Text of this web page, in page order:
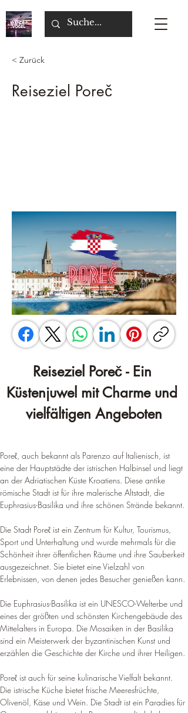
< Zurück
Reiseziel Poreč
Reiseziel Poreč - Ein
Küstenjuwel mit Charme und
vielfältigen Angeboten
Poreč, auch bekannt als Parenzo auf Italienisch, ist
eine der Hauptstädte der istrischen Halbinsel und liegt
an der Adriatischen Küste Kroatiens. Diese antike
römische Stadt ist für ihre malerische Altstadt, die
Euphrasius-Basilika und ihre schönen Strände bekannt.
Die Stadt Poreč ist ein Zentrum für Kultur, Tourismus,
Sport und Unterhaltung und wurde mehrmals für die
Schönheit ihrer öffentlichen Räume und ihre Sauberkeit
ausgezeichnet. Sie bietet eine Vielzahl von
Erlebnissen, von denen jedes Besucher genießen kann.
Die Euphrasius-Basilika ist ein UNESCO-Welterbe und
eines der größten und schönsten Kirchengebäude des
Mittelalters in Europa. Die Mosaiken in der Basilika
sind ein Meisterwerk der byzantinischen Kunst und
erzählen die Geschichte der Kirche und ihrer Heiligen.
Poreč ist auch für seine kulinarische Vielfalt bekannt.
Die istrische Küche bietet frische Meeresfrüchte,
Olivenöl, Käse und Wein. Die Stadt ist ein Paradies für